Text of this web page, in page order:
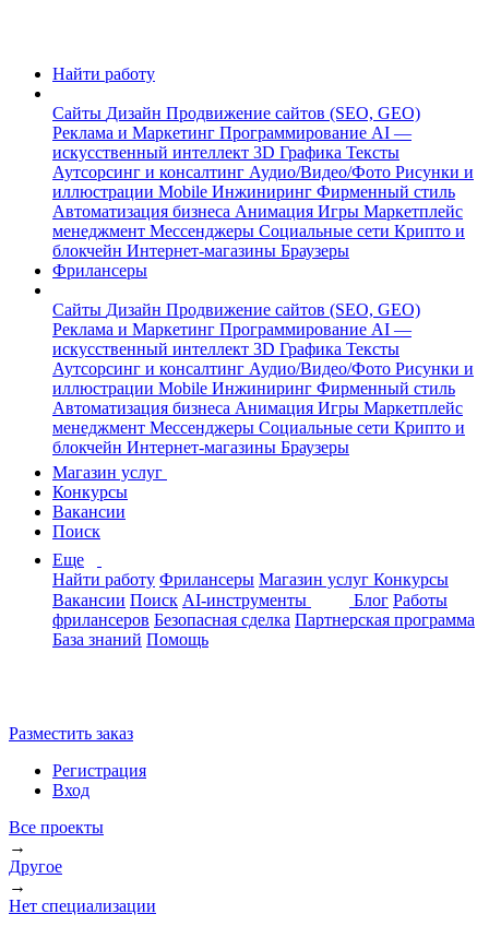
Найти работу
Сайты Дизайн Продвижение сайтов (SEO, GEO)
Реклама и Маркетинг Программирование AI —
искусственный интеллект 3D Графика Тексты
Аутсорсинг и консалтинг Аудио/Видео/Фото Рисунки и
иллюстрации Mobile Инжиниринг Фирменный стиль
Автоматизация бизнеса Анимация Игры Маркетплейс
менеджмент Мессенджеры Социальные сети Крипто и
блокчейн Интернет-магазины Браузеры
Фрилансеры
Сайты Дизайн Продвижение сайтов (SEO, GEO)
Реклама и Маркетинг Программирование AI —
искусственный интеллект 3D Графика Тексты
Аутсорсинг и консалтинг Аудио/Видео/Фото Рисунки и
иллюстрации Mobile Инжиниринг Фирменный стиль
Автоматизация бизнеса Анимация Игры Маркетплейс
менеджмент Мессенджеры Социальные сети Крипто и
блокчейн Интернет-магазины Браузеры
Магазин услуг
Конкурсы
Вакансии
Поиск
Еще
Найти работу Фрилансеры Магазин услуг Конкурсы
Вакансии Поиск AI-инструменты Блог Работы
фрилансеров Безопасная сделка Партнерская программа
База знаний Помощь
Разместить заказ
Регистрация
Вход
Все проекты
→
Другое
→
Нет специализации